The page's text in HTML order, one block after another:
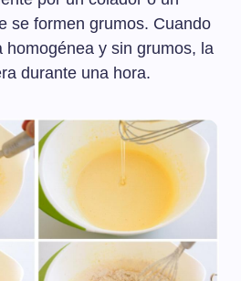
se formen grumos. Cuando
homogénea y sin grumos, la
durante una hora.